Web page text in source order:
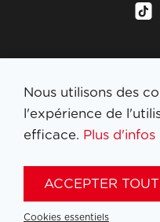
Nous utilisons des
l'expérience de
efficace. Plus d'infos
ACCEPTER TOUT
Cookies essentiels